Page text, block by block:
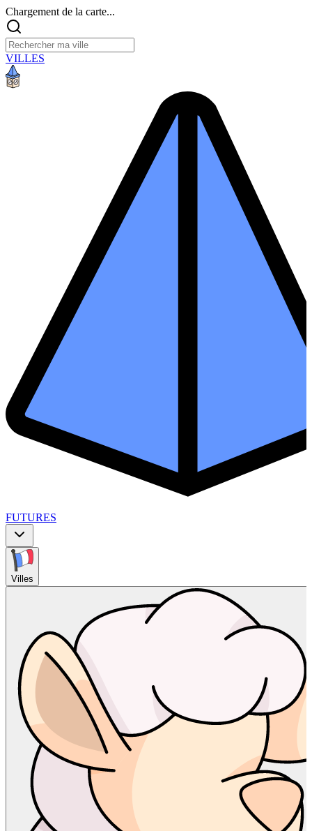
Chargement de la carte...
VILLES
FUTURES
Villes